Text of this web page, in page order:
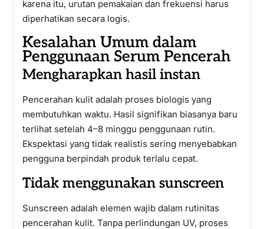
karena itu, urutan pemakaian dan frekuensi harus
diperhatikan secara logis.
Kesalahan Umum dalam
Penggunaan Serum Pencerah
Mengharapkan hasil instan
Pencerahan kulit adalah proses biologis yang
membutuhkan waktu. Hasil signifikan biasanya baru
terlihat setelah 4–8 minggu penggunaan rutin.
Ekspektasi yang tidak realistis sering menyebabkan
pengguna berpindah produk terlalu cepat.
Tidak menggunakan sunscreen
Sunscreen adalah elemen wajib dalam rutinitas
pencerahan kulit. Tanpa perlindungan UV, proses